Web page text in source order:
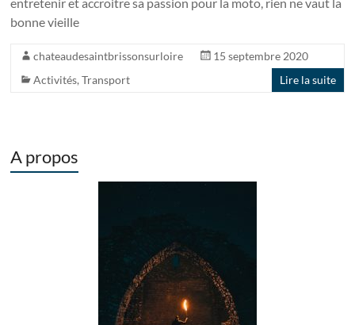
bonne vieille
chateaudesaintbrissonsurloire
15 septembre 2020
Activités,Transport Lire la suite
A propos